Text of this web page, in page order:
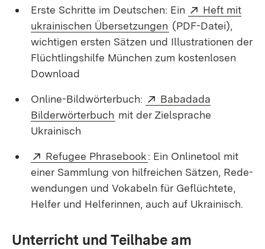
Erste Schritte im Deutschen: Ein Extern:
Heft mit
ukrainischen Übersetzungen (Öffnet in neuem
(PDF-Datei),
wichtigen ersten Sätzen und Illustrationen der
Flüchtlingshilfe München zum kostenlosen
Download
Online-Bildwörterbuch: Extern:
Babadada
Bilderwörterbuch (Öffnet in neuem Fenster)
mit der Zielsprache
Ukrainisch
Extern:
Refugee Phrasebook(Öffnet in neuem
: Ein Onlinetool mit
einer Sammlung von hilfreichen Sätzen, Rede­
wendungen und Vokabeln für Geflüchtete,
Helfer und Helferinnen, auch auf Ukrainisch.
Unterricht und Teilhabe am